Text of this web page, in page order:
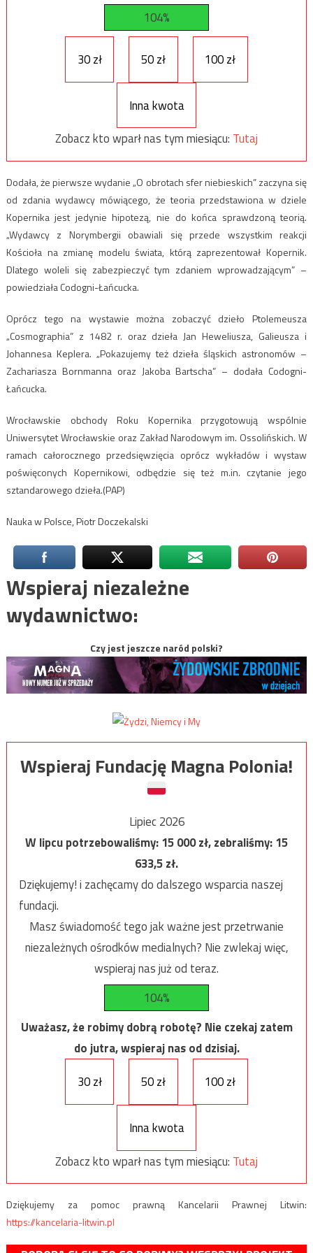
104%
30 zł 50 zł 100 zł
Inna kwota
Zobacz kto wparł nas tym miesiącu: Tutaj
Dodała, że pierwsze wydanie „O obrotach sfer niebieskich” zaczyna się
od zdania wydawcy mówiącego, że teoria przedstawiona w dziele
Kopernika jest jedynie hipotezą, nie do końca sprawdzoną teorią.
„Wydawcy z Norymbergii obawiali się przede wszystkim reakcji
Kościoła na zmianę modelu świata, którą zaprezentował Kopernik.
Dlatego woleli się zabezpieczyć tym zdaniem wprowadzającym” –
powiedziała Codogni-Łańcucka.
Oprócz tego na wystawie można zobaczyć dzieło Ptolemeusza
„Cosmographia” z 1482 r. oraz dzieła Jan Heweliusza, Galieusza i
Johannesa Keplera. „Pokazujemy też dzieła śląskich astronomów –
Zachariasza Bornmanna oraz Jakoba Bartscha” – dodała Codogni-
Łańcucka.
Wrocławskie obchody Roku Kopernika przygotowują wspólnie
Uniwersytet Wrocławskie oraz Zakład Narodowym im. Ossolińskich. W
ramach całorocznego przedsięwzięcia oprócz wykładów i wystaw
poświęconych Kopernikowi, odbędzie się też m.in. czytanie jego
sztandarowego dzieła.(PAP)
Nauka w Polsce, Piotr Doczekalski
Wspieraj niezależne
wydawnictwo:
Czy jest jeszcze naród polski?
Wspieraj Fundację Magna Polonia!
Lipiec 2026
W lipcu potrzebowaliśmy:15 000zł, zebraliśmy:15
633,5zł.
Dziękujemy! i zachęcamy do dalszego wsparcia naszej
fundacji.
Masz świadomość tego jak ważne jest przetrwanie
niezależnych ośrodków medialnych? Nie zwlekaj więc,
wspieraj nas już od teraz.
104%
Uważasz, że robimy dobrą robotę? Nie czekaj zatem
do jutra, wspieraj nas od dzisiaj.
30 zł
50 zł 100 zł
Inna kwota
Zobacz kto wparł nas tym miesiącu: Tutaj
Dziękujemy za pomoc prawną Kancelarii Prawnej Litwin:
https://kancelaria-litwin.pl